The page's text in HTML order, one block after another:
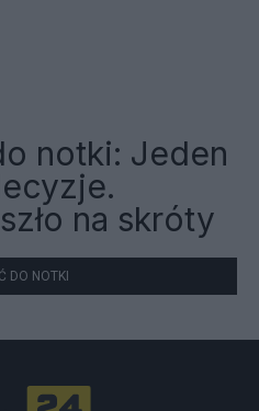
notki: Jeden
na skróty
DO NOTKI